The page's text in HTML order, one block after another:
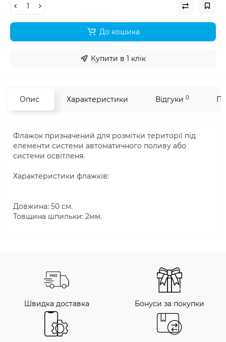
До кошика
Купити в 1 клік
Опис Характеристики Відгуки 0
Флажок призначений для розмітки території під
елементи системи автоматичного поливу або
системи освітленя.
Характеристики флажків:
Довжина: 50 см.
Товщина шпильки: 2мм.
Швидка доставка Бонуси за покупки